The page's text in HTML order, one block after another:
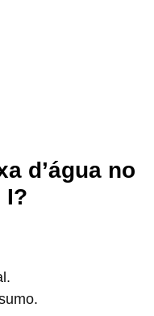
d’água no
I?